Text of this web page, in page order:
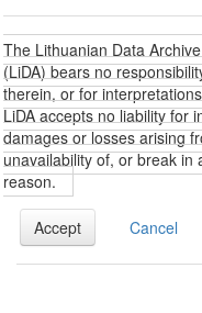
The Lithuanian Data
(LiDA) bears no
therein, or for
LiDA accepts no liability for
damages or losses arising
unavailability of, or break in
reason.
Accept Cancel